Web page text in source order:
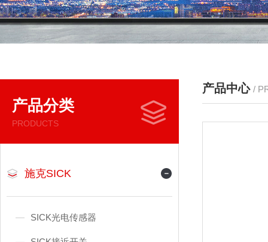
产品分类
PRODUCTS
施克SICK
SICK光电传感器
产品中心 /